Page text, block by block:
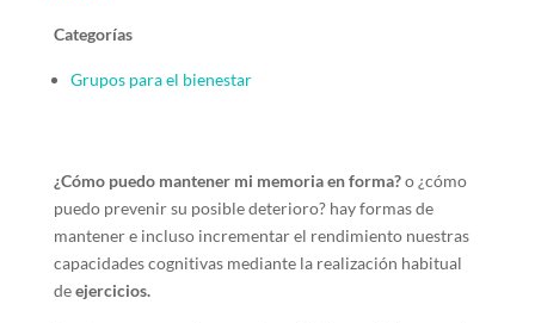
Categorías
Grupos para el bienestar
¿Cómo puedo mantener mi memoria en forma?o ¿cómo
puedo prevenir su posible deterioro? hay formas de
mantener e incluso incrementar el rendimiento nuestras
capacidades cognitivas mediante la realización habitual
deejercicios.